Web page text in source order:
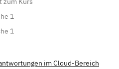
1
1
im Cloud-Bereich